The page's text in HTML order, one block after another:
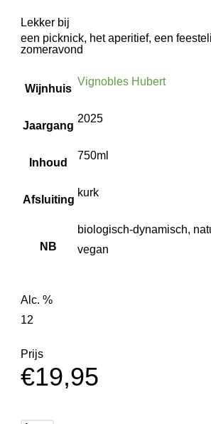
Lekker bij
een picknick, het aperitief, een
zomeravond
Wijnhuis
Vignobles Hubert
Jaargang
2025
Inhoud
750ml
Afsluiting
kurk
NB
biologisch-dynamisch,
vegan
Alc. %
12
Prijs
€19,95